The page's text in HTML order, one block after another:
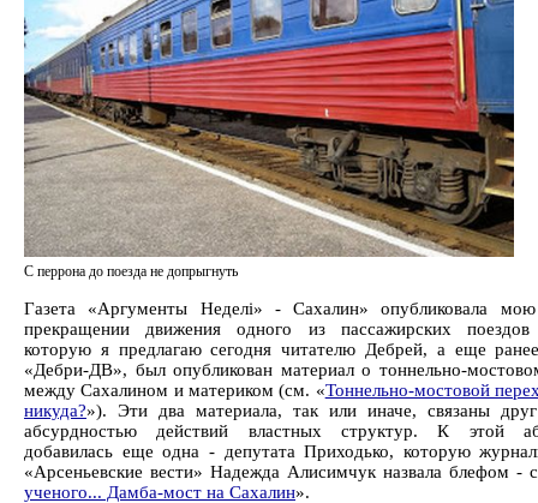
С перрона до поезда не допрыгнуть
Газета «Аргументы Неделi» - Сахалин» опубликовала
прекращении движения одного из пассажирских поездов
которую я предлагаю сегодня читателю Дебрей, а еще
«Дебри-ДВ», был опубликован материал о тоннельно-
между Сахалином и материком (см. «Тоннельно-мостовой
никуда?»). Эти два материала, так или иначе, связаны
абсурдностью действий властных структур. К этой
добавилась еще одна - депутата Приходько, которую
«Арсеньевские вести» Надежда Алисимчук назвала блефом -
ученого... Дамба-мост на Сахалин».